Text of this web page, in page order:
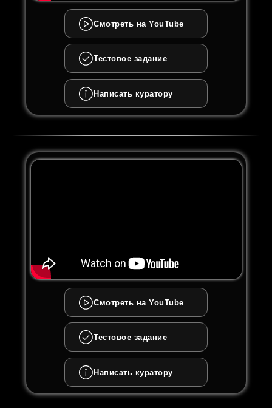
Смотреть на YouTube
Тестовое задание
Написать куратору
Смотреть на YouTube
Тестовое задание
Написать куратору